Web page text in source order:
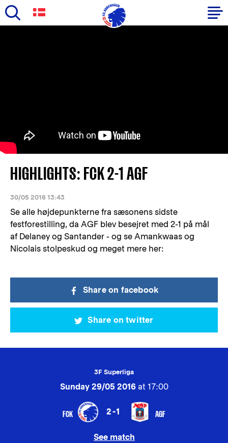
HIGHLIGHTS: FCK 2-1 AGF
30/05 2016 13:43
Se alle højdepunkterne fra sæsonens sidste
festforestilling, da AGF blev besejret med 2-1 på mål
af Delaney og Santander - og se Amankwaas og
Nicolais stolpeskud og meget mere her:
Share on facebook
Share on twitter
3F Superliga
Sunday 29/05 2016at 17:00
FCK 2-1 AGF
See match